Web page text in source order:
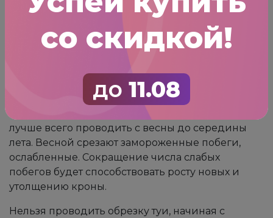
со скидкой!
до 11.08
вызвать ожоги корней, поэтому не превышайте
Обрезка
Обрезка туи зависит от сорта и назначения
посаженных растений. Регулярной обрезки
требуют кусты, выращиваемые для живой
изгороди. Санитарную и формирующую обрезку
лучше всего проводить с весны до середины
лета. Весной срезают замороженные побеги,
ослабленные. Сокращение числа слабых
побегов будет способствовать росту новых и
утолщению кроны.
Нельзя проводить обрезку туи, начиная с